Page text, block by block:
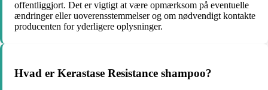
offentliggjort. Det er vigtigt at være opmærksom på eventuelle
ændringer eller uoverensstemmelser og om nødvendigt kontakte
producenten for yderligere oplysninger.
Hvad er Kerastase Resistance shampoo?